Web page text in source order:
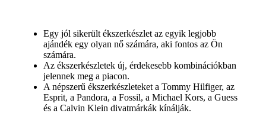
Egy jól sikerült ékszerkészlet az egyik legjobb
ajándék egy olyan nő számára, aki fontos az Ön
számára.
Az ékszerkészletek új, érdekesebb kombinációkban
jelennek meg a piacon.
A népszerű ékszerkészleteket a Tommy Hilfiger, az
Esprit, a Pandora, a Fossil, a Michael Kors, a Guess
és a Calvin Klein divatmárkák kínálják.